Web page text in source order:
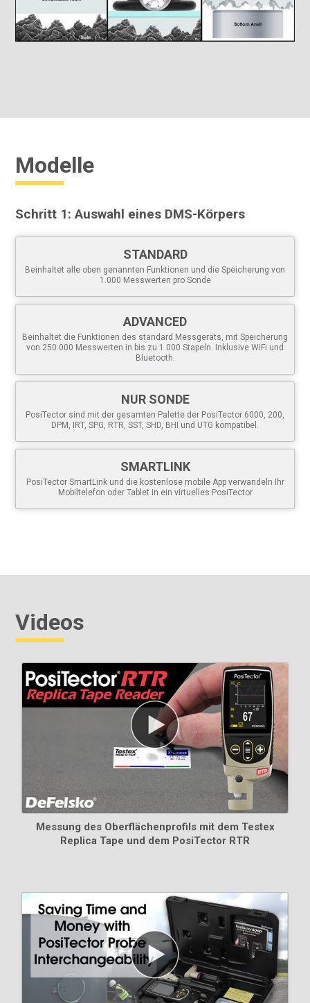
Jede gespeicherte Messung wird mit Datum und Uhrzeit
versehen
Softwarelösungenfür die Anzeige, Analyse und
Weitere Informationen finden Sie in der
Tabelle zur Sondenkompatibilität
Spezifikationen
Peak Height (HL) Genauigkeit
± 5 μm (± 0,2 mils)
) Auflösung
Amboss-Durchmesser
Ø6,35 mm (Ø0,25 Zoll)
Amboss Druck
1,1 Newton (110 Gramm Kraft)
Größe*
127 x 66 x 25,4 mm
(5" x 2,6" x 1")
Gewicht*
Messbereich
137 g 4,9 oz.) ohne Batterien
beinhalten nicht die Sonde.
Modelle
Schritt 1: Auswahl eines DMS-Körpers
STANDARD
Beinhaltet alle oben genannten Funktionen und die Speicherung von
1.000 Messwerten pro Sonde
ADVANCED
Beinhaltet die Funktionen des standard Messgeräts, mit Speicherung
von 250.000 Messwerten in bis zu 1.000 Stapeln. Inklusive WiFi und
Bluetooth.
NUR SONDE
PosiTector sind mit der gesamten Palette der PosiTector 6000, 200,
DPM, IRT, SPG, RTR, SST, SHD, BHI und UTG kompatibel.
SMARTLINK
PosiTector SmartLink und die kostenlose mobile App verwandeln Ihr
Mobiltelefon oder Tablet in ein virtuelles PosiTector
Videos
Messung des Oberflächenprofils mit dem Testex
Replica Tape und dem PosiTector RTR